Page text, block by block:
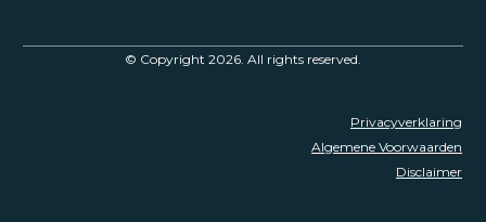
© Copyright 2026. All rights reserved.
Privacyverklaring
Algemene Voorwaarden
Disclaimer